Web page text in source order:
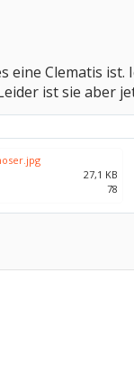
eine Clematis
ist sie aber
27,1 KB
78